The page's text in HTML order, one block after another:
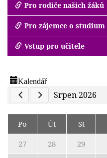
Pro rodiče našich žáků
Pro zájemce o studium
Vstup pro učitele
Kalendář
Previous Calendar
Next Calendar
Srpen 2026
Po Út St
27
28 29